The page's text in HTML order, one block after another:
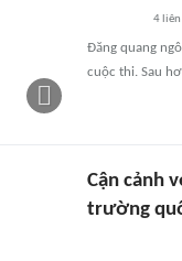
4
Đăng quang
cuộc thi. Sau
Cận cảnh
trường